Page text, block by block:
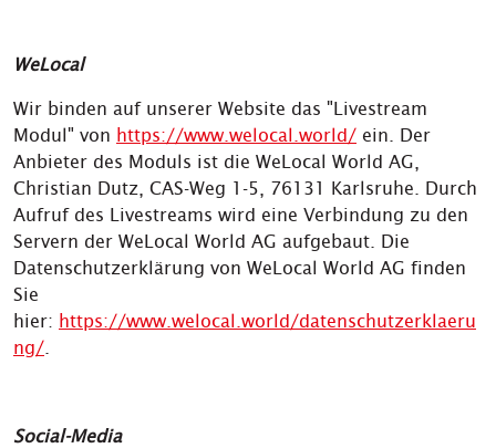
WeLocal
Wir binden auf unserer Website das "Livestream
Modul" von https://www.welocal.world/ ein. Der
Anbieter des Moduls ist die WeLocal World AG,
Christian Dutz, CAS-Weg 1-5, 76131 Karlsruhe. Durch
Aufruf des Livestreams wird eine Verbindung zu den
Servern der WeLocal World AG aufgebaut. Die
Datenschutzerklärung von WeLocal World AG finden
Sie
hier: https://www.welocal.world/datenschutzerklaeru
ng/.
Social-Media